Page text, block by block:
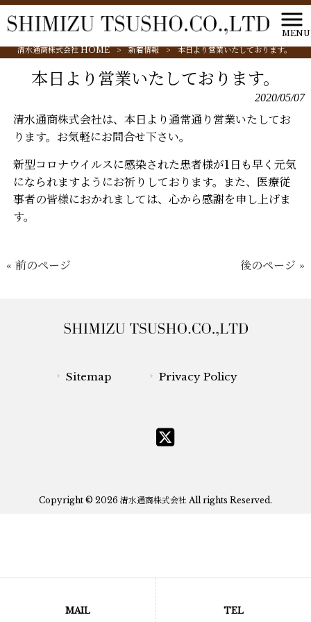
MENU
清水通商株式会社 HOME
> 新着情報 > 本日より営業いたしております。
本日より営業いたしております。
2020/05/07
清水通商株式会社は、本日より通常通り営業いたしてお
ります。お気軽にお問合せ下さい。
新型コロナウイルスに感染された患者様が1日も早く元気
になられますようにお祈りしております。また、医療従
事者の皆様におかれましては、心から感謝を申し上げま
す。
« 前のページ 後のページ »
Sitemap Privacy Policy
Copyright © 2026 清水通商株式会社 All rights Reserved.
MAIL TEL